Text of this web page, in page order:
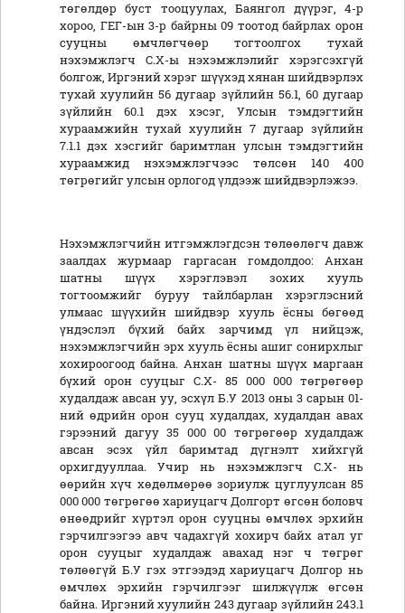
төгөлдөр буст тооцуулах, Баянгол дүүрэг, 4-р
хороо, ГЕГ-ын 3-р байрны 09 тоотод байрлах орон
сууцны өмчлөгчөөр тогтоолгох тухай
нэхэмжлэгч С.Х-ы нэхэмжлэлийг хэрэгсэхгүй
болгож, Иргэний хэрэг шүүхэд хянан шийдвэрлэх
тухай хуулийн 56 дугаар зүйлийн 56.1, 60 дугаар
зүйлийн 60.1 дэх хэсэг, Улсын тэмдэгтийн
хураамжийн тухай хуулийн 7 дугаар зүйлийн
7.1.1 дэх хэсгийг баримтлан улсын тэмдэгтийн
хураамжид нэхэмжлэгчээс төлсөн 140 400
төгрөгийг улсын орлогод үлдээж шийдвэрлэжээ.
Нэхэмжлэгчийн итгэмжлэгдсэн төлөөлөгч давж
заалдах журмаар гаргасан гомдолдоо: Анхан
шатны шүүх хэрэглэвэл зохих хууль
тогтоомжийг буруу тайлбарлан хэрэглэсний
улмаас шүүхийн шийдвэр хууль ёсны бөгөөд
үндэслэл бүхий байх зарчимд үл нийцэж,
нэхэмжлэгчийн эрх хууль ёсны ашиг сонирхлыг
хохироогоод байна. Анхан шатны шүүх маргаан
бүхий орон сууцыг С.Х- 85 000 000 төгрөгөөр
худалдаж авсан уу, эсхүл Б.У 2013 оны 3 сарын 01-
ний өдрийн орон сууц худалдах, худалдан авах
гэрээний дагуу 35 000 00 төгрөгөөр худалдаж
авсан эсэх үйл баримтад дүгнэлт хийхгүй
орхигдууллаа. Учир нь нэхэмжлэгч С.Х- нь
өөрийн хүч хөдөлмөрөө зориулж цуглуулсан 85
000 000 төгрөгөө хариуцагч Долгорт өгсөн боловч
өнөөдрийг хүртэл орон сууцны өмчлөх эрхийн
гэрчилгээгээ авч чадахгүй хохирч байх атал уг
орон сууцыг худалдаж авахад нэг ч төгрөг
төлөөгүй Б.У гэх этгээдэд хариуцагч Долгор нь
өмчлөх эрхийн гэрчилгээг шилжүүлж өгсөн
байна. Иргэний хуулийн 243 дугаар зүйлийн 243.1